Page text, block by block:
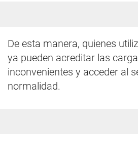
De esta manera, quienes
ya pueden acreditar las
inconvenientes y acceder al
normalidad.